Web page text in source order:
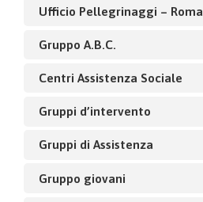
Ufficio Pellegrinaggi – Roma
Gruppo A.B.C.
Centri Assistenza Sociale
Gruppi d’intervento
Gruppi di Assistenza
Gruppo giovani